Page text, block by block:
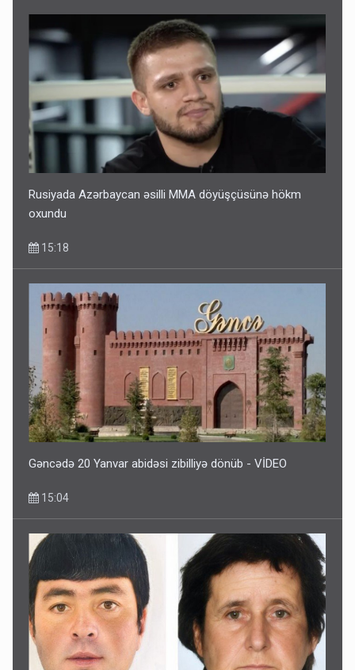
Rusiyada Azərbaycan əsilli MMA döyüşçüsünə hökm
oxundu
15:18
Gəncədə 20 Yanvar abidəsi zibilliyə dönüb - VİDEO
15:04